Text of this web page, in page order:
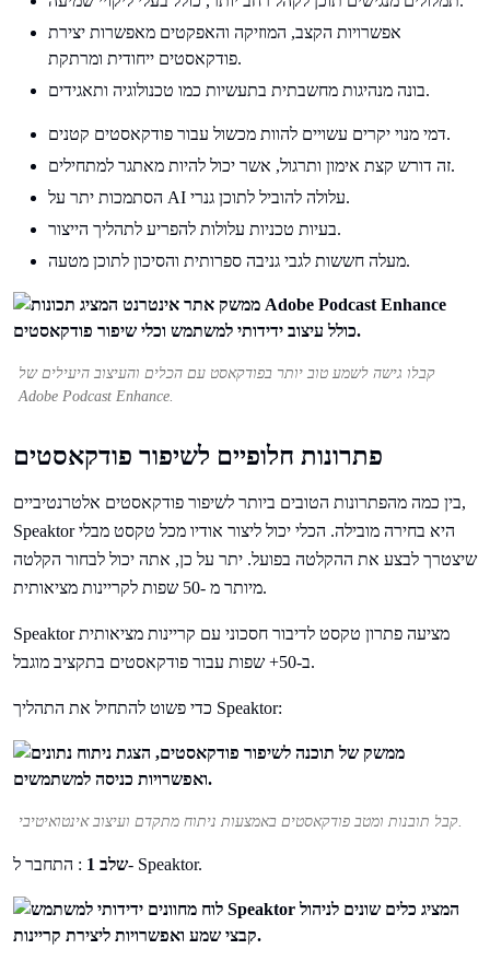
אפשרויות הקצב, המוזיקה והאפקטים מאפשרות יצירת
פודקאסטים ייחודית ומרתקת.
בונה מנהיגות מחשבתית בתעשיות כמו טכנולוגיה ותאגידים.
דמי מנוי יקרים עשויים להוות מכשול עבור פודקאסטים קטנים.
זה דורש קצת אימון ותרגול, אשר יכול להיות מאתגר למתחילים.
הסתמכות יתר על AI עלולה להוביל לתוכן גנרי.
בעיות טכניות עלולות להפריע לתהליך הייצור.
מעלה חששות לגבי גניבה ספרותית והסיכון לתוכן מטעה.
קבלו גישה לשמע טוב יותר בפודקאסט עם הכלים והעיצוב היעילים של
Adobe Podcast Enhance.
פתרונות חלופיים לשיפור פודקאסטים
בין כמה מהפתרונות הטובים ביותר לשיפור פודקאסטים אלטרנטיביים,
Speaktor היא בחירה מובילה. הכלי יכול ליצור אודיו מכל טקסט מבלי
שיצטרך לבצע את ההקלטה בפועל. יתר על כן, אתה יכול לבחור הקלטה
מיותר מ -50 שפות לקריינות מציאותית.
Speaktor מציעה פתרון טקסט לדיבור חסכוני עם קריינות מציאותית
ב-50+ שפות עבור פודקאסטים בתקציב מוגבל.
כדי פשוט להתחיל את התהליך Speaktor:
קבל תובנות ומטב פודקאסטים באמצעות ניתוח מתקדם ועיצוב אינטואיטיבי.
שלב 1: התחבר ל- Speaktor.